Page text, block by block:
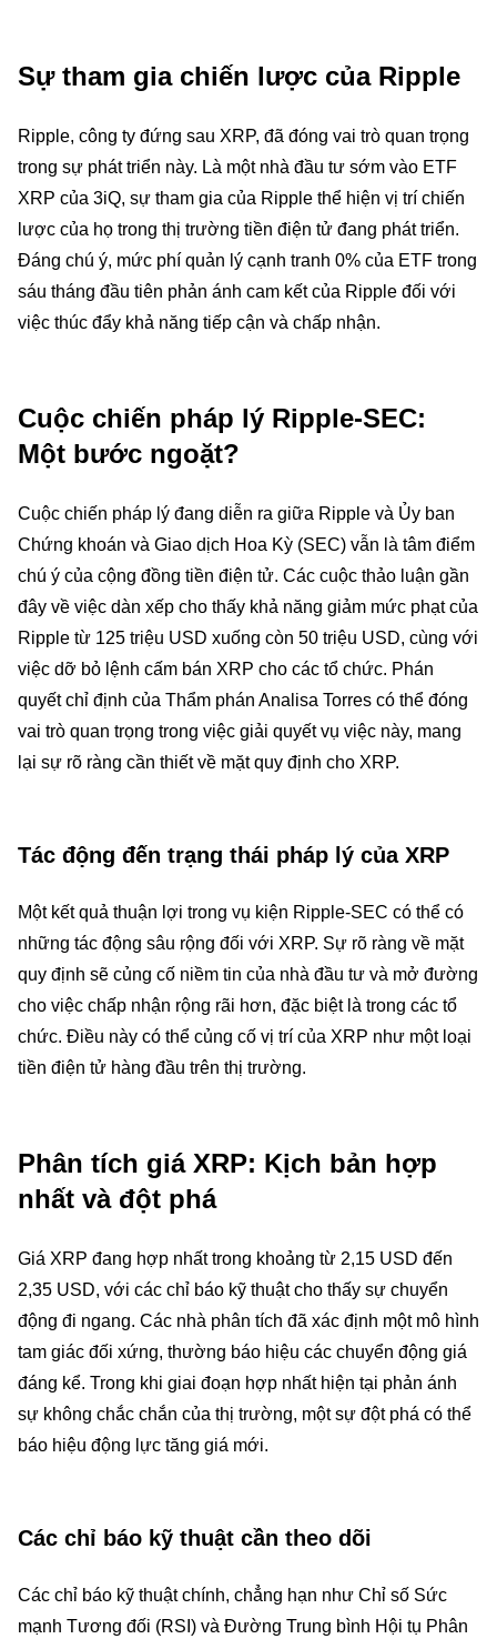
Sự tham gia chiến lược của Ripple
Ripple, công ty đứng sau XRP, đã đóng vai trò quan trọng
trong sự phát triển này. Là một nhà đầu tư sớm vào ETF
XRP của 3iQ, sự tham gia của Ripple thể hiện vị trí chiến
lược của họ trong thị trường tiền điện tử đang phát triển.
Đáng chú ý, mức phí quản lý cạnh tranh 0% của ETF trong
sáu tháng đầu tiên phản ánh cam kết của Ripple đối với
việc thúc đẩy khả năng tiếp cận và chấp nhận.
Cuộc chiến pháp lý Ripple-SEC:
Một bước ngoặt?
Cuộc chiến pháp lý đang diễn ra giữa Ripple và Ủy ban
Chứng khoán và Giao dịch Hoa Kỳ (SEC) vẫn là tâm điểm
chú ý của cộng đồng tiền điện tử. Các cuộc thảo luận gần
đây về việc dàn xếp cho thấy khả năng giảm mức phạt của
Ripple từ 125 triệu USD xuống còn 50 triệu USD, cùng với
việc dỡ bỏ lệnh cấm bán XRP cho các tổ chức. Phán
quyết chỉ định của Thẩm phán Analisa Torres có thể đóng
vai trò quan trọng trong việc giải quyết vụ việc này, mang
lại sự rõ ràng cần thiết về mặt quy định cho XRP.
Tác động đến trạng thái pháp lý của XRP
Một kết quả thuận lợi trong vụ kiện Ripple-SEC có thể có
những tác động sâu rộng đối với XRP. Sự rõ ràng về mặt
quy định sẽ củng cố niềm tin của nhà đầu tư và mở đường
cho việc chấp nhận rộng rãi hơn, đặc biệt là trong các tổ
chức. Điều này có thể củng cố vị trí của XRP như một loại
tiền điện tử hàng đầu trên thị trường.
Phân tích giá XRP: Kịch bản hợp
nhất và đột phá
Giá XRP đang hợp nhất trong khoảng từ 2,15 USD đến
2,35 USD, với các chỉ báo kỹ thuật cho thấy sự chuyển
động đi ngang. Các nhà phân tích đã xác định một mô hình
tam giác đối xứng, thường báo hiệu các chuyển động giá
đáng kể. Trong khi giai đoạn hợp nhất hiện tại phản ánh
sự không chắc chắn của thị trường, một sự đột phá có thể
báo hiệu động lực tăng giá mới.
Các chỉ báo kỹ thuật cần theo dõi
Các chỉ báo kỹ thuật chính, chẳng hạn như Chỉ số Sức
mạnh Tương đối (RSI) và Đường Trung bình Hội tụ Phân